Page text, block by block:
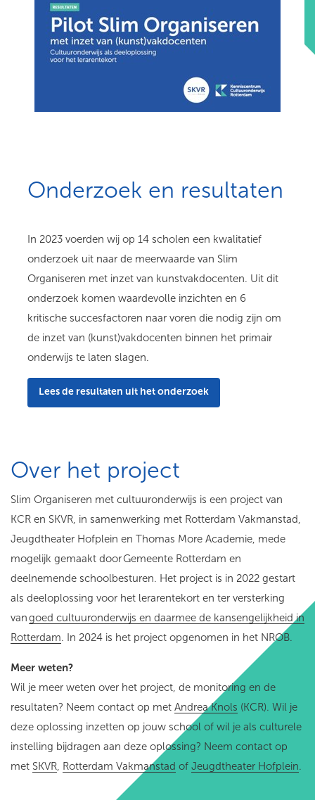
Onderzoek en resultaten
In 2023 voerden wij op 14 scholen een kwalitatief
onderzoek uit naar de meerwaarde van Slim
Organiseren met inzet van kunstvakdocenten. Uit dit
onderzoek komen waardevolle inzichten en 6
kritische succesfactoren naar voren die nodig zijn om
de inzet van (kunst)vakdocenten binnen het primair
onderwijs te laten slagen.
Lees de resultaten uit het onderzoek
Over het project
Slim Organiseren met cultuuronderwijs is een project van
KCR en SKVR, in samenwerking met Rotterdam Vakmanstad,
Jeugdtheater Hofplein en Thomas More Academie, mede
mogelijk gemaakt door Gemeente Rotterdam en
deelnemende schoolbesturen. Het project is in 2022 gestart
als deeloplossing voor het lerarentekort en ter versterking
vangoed cultuuronderwijs en daarmee de kansengelijkheid in
Rotterdam. In 2024 is het project opgenomen in het NROB.
Meer weten?
Wil je meer weten over het project, de monitoring en de
resultaten? Neem contact op met Andrea Knols (KCR). Wil je
deze oplossing inzetten op jouw school of wil je als culturele
instelling bijdragen aan deze oplossing? Neem contact op
met SKVR Rotterdam Vakmanstad of Jeugdtheater Hofplein